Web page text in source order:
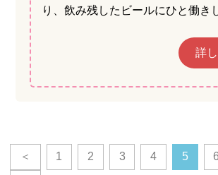
り、飲み残したビールにひと働き
詳
＜ 1 2 3 4 5 6